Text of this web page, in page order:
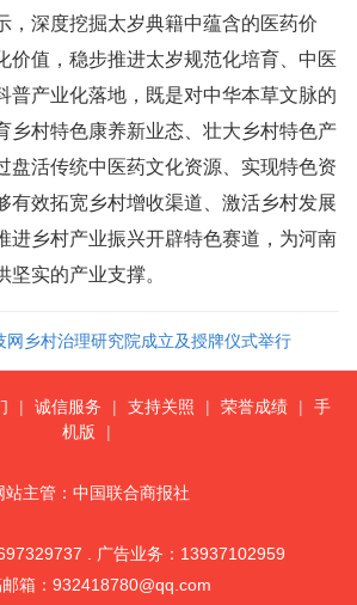
，深度挖掘太岁典籍中蕴含的医药价
价值，稳步推进太岁规范化培育、中医
普产业化落地，既是对中华本草文脉的
乡村特色康养新业态、壮大乡村特色产
盘活传统中医药文化资源、实现特色资
有效拓宽乡村增收渠道、激活乡村发展
进乡村产业振兴开辟特色赛道，为河南
坚实的产业支撑。
网乡村治理研究院成立及授牌仪式举行
| 诚信服务 | 支持关照 | 荣誉成绩 |
手
机版
|
站主管：中国联合商报社
. 广告业务：13937102959
箱：932418780@qq.com